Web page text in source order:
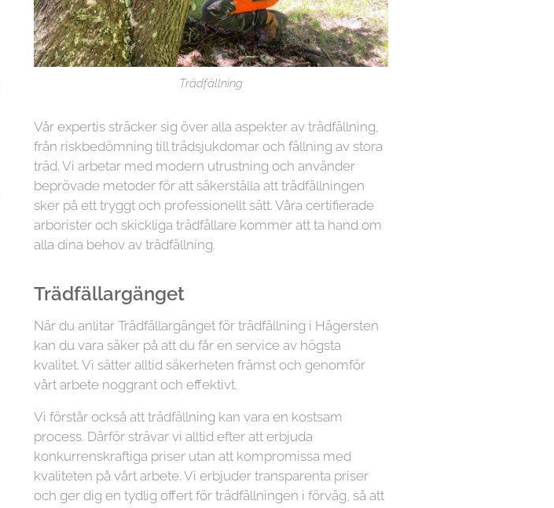
Trädfällning
Vår expertis sträcker sig över alla aspekter av trädfällning,
från riskbedömning till trädsjukdomar och fällning av stora
träd. Vi arbetar med modern utrustning och använder
beprövade metoder för att säkerställa att trädfällningen
sker på ett tryggt och professionellt sätt. Våra certifierade
arborister och skickliga trädfällare kommer att ta hand om
alla dina behov av trädfällning.
Trädfällargänget
När du anlitar Trädfällargänget för trädfällning i Hägersten
kan du vara säker på att du får en service av högsta
kvalitet. Vi sätter alltid säkerheten främst och genomför
vårt arbete noggrant och effektivt.
Vi förstår också att trädfällning kan vara en kostsam
process. Därför strävar vi alltid efter att erbjuda
konkurrenskraftiga priser utan att kompromissa med
kvaliteten på vårt arbete. Vi erbjuder transparenta priser
och ger dig en tydlig offert för trädfällningen i förväg, så att